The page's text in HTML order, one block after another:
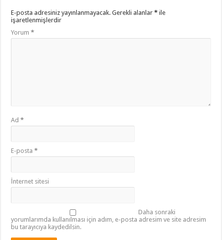
E-posta adresiniz yayınlanmayacak. Gerekli alanlar* ile
işaretlenmişlerdir
Yorum*
Ad*
E-posta*
İnternet sitesi
Daha sonraki
yorumlarımda kullanılması için adım, e-posta adresim ve site adresim
bu tarayıcıya kaydedilsin.